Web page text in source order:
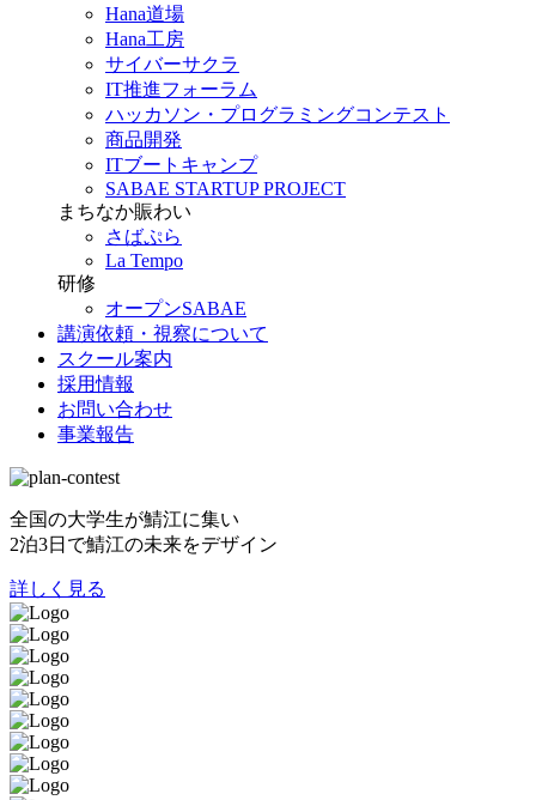
Hana道場
Hana工房
サイバーサクラ
IT推進フォーラム
ハッカソン・プログラミングコンテスト
商品開発
ITブートキャンプ
SABAE STARTUP PROJECT
まちなか賑わい
さばぷら
La Tempo
研修
オープンSABAE
講演依頼・視察について
スクール案内
採用情報
お問い合わせ
事業報告
全国の大学生が鯖江に集い
2泊3日で鯖江の未来をデザイン
詳しく見る